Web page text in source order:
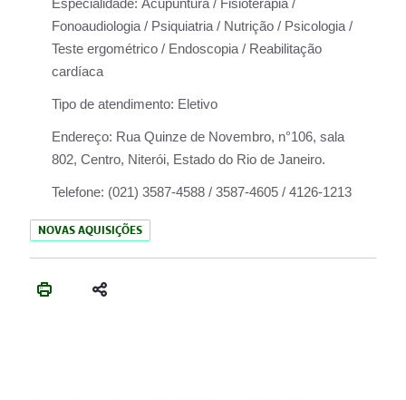
Especialidade: Acupuntura / Fisioterapia /
Fonoaudiologia / Psiquiatria / Nutrição / Psicologia /
Teste ergométrico / Endoscopia / Reabilitação
cardíaca
Tipo de atendimento: Eletivo
Endereço: Rua Quinze de Novembro, n°106, sala
802, Centro, Niterói, Estado do Rio de Janeiro.
Telefone: (021) 3587-4588 / 3587-4605 / 4126-1213
NOVAS AQUISIÇÕES